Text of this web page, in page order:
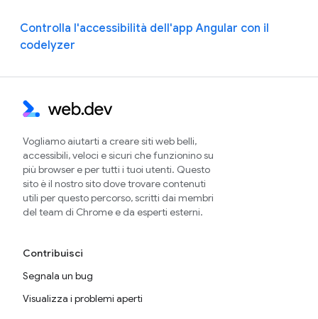
Controlla l'accessibilità dell'app Angular con il
codelyzer
Vogliamo aiutarti a creare siti web belli,
accessibili, veloci e sicuri che funzionino su
più browser e per tutti i tuoi utenti. Questo
sito è il nostro sito dove trovare contenuti
utili per questo percorso, scritti dai membri
del team di Chrome e da esperti esterni.
Contribuisci
Segnala un bug
Visualizza i problemi aperti